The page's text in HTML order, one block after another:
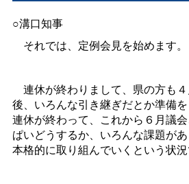
○溝口知事
それでは、定例会見を始めます。
連休が終わりまして、県の方も
後、いろんな引き継ぎだとか準備を
連休が終わって、これから６月議
ぱいどうするか、いろんな課題が
本格的に取り組んでいくという状況